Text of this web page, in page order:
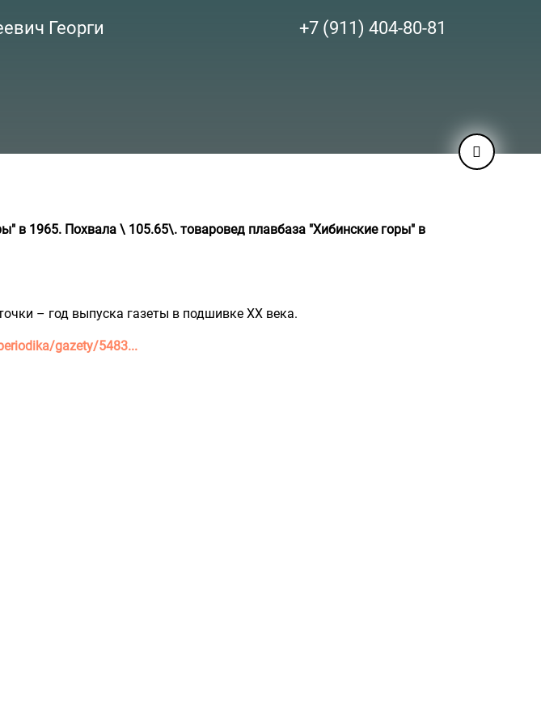
Георги +7 (911) 404-80-81
в 1965. Похвала \ 105.65\. товаровед плавбаза "Хибинские горы" в
– год выпуска газеты в подшивке ХХ века.
gazety/5483...